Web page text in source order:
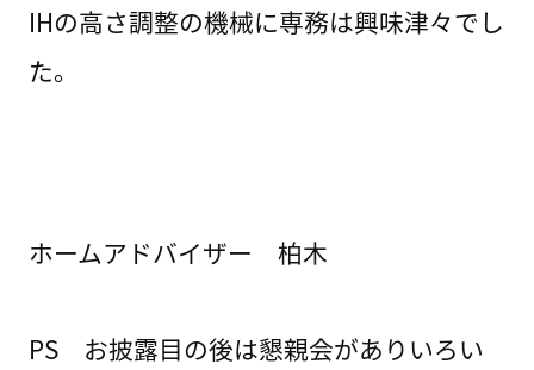
IHの高さ調整の機械に専務は興味津々でし
た。
ホームアドバイザー 柏木
PS お披露目の後は懇親会がありいろい